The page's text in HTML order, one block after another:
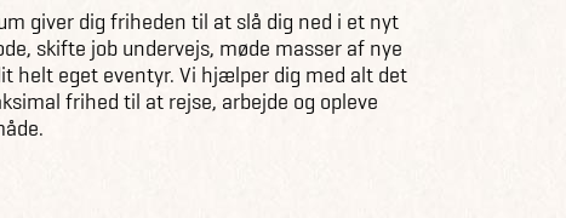
giver dig friheden til at slå dig ned i et nyt
skifte job undervejs, møde masser af nye
helt eget eventyr. Vi hjælper dig med alt det
frihed til at rejse, arbejde og opleve